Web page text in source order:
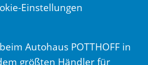
Einstellungen
Autohaus POTTHOFF in
größten Händler für